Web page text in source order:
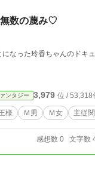
無数の蔑み♡
なった玲香ちゃんのドキ
ンタジー 3,979 位 / 53,318
様 Ｍ男 Ｍ女 主従
感想数 0 文字数